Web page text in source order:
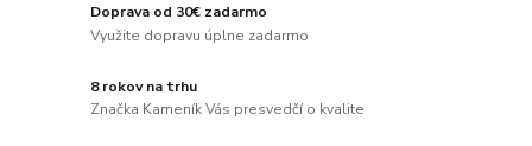
Doprava od 30€ zadarmo
Využite dopravu úplne zadarmo
8 rokov na trhu
Značka Kameník Vás presvedčí o kvalite